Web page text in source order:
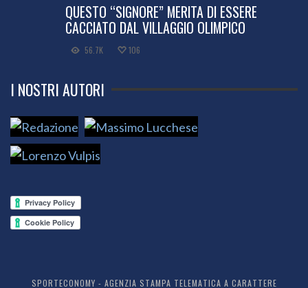
QUESTO “SIGNORE” MERITA DI ESSERE
CACCIATO DAL VILLAGGIO OLIMPICO
56.7K 106
I NOSTRI AUTORI
SPORTECONOMY - AGENZIA STAMPA TELEMATICA A CARATTERE